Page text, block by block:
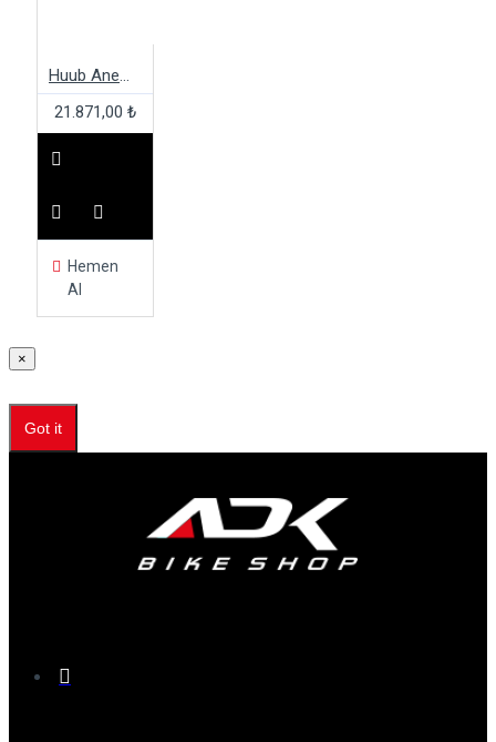
Huub Anemoi 2 SUB22 Flatlock Trisuit
21.871,00 ₺
Hemen
Al
×
Got it